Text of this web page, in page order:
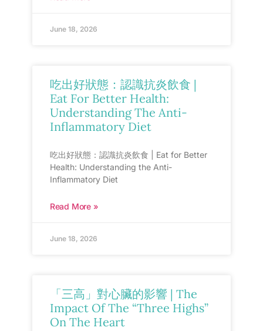
June 18, 2026
吃出好狀態：認識抗炎飲食 |
Eat For Better Health:
Understanding The Anti-
Inflammatory Diet
吃出好狀態：認識抗炎飲食 | Eat for Better
Health: Understanding the Anti-
Inflammatory Diet
Read More »
June 18, 2026
「三高」對心臟的影響 | The
Impact Of The “Three Highs”
On The Heart